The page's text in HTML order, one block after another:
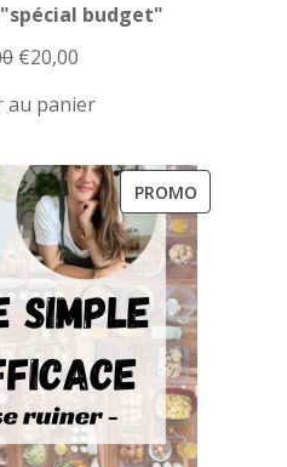
budget"
Le
initial
€23,00.
€20,00Le
€20,00.
au panier
PROMOPRODUIT